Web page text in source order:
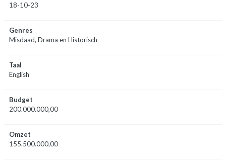
18-10-23
Genres
Misdaad, Drama en Historisch
Taal
English
Budget
200.000.000,00
Omzet
155.500.000,00